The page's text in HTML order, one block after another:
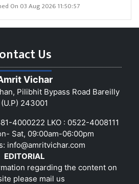
On 03 Aug 2026 11:50:57
Us
Vichar
Pilibhit Bypass Road Bareilly
(U.P) 243001
4000222 LKO : 0522-4008111
Sat, 09:00am-06:00pm
info@amritvichar.com
EDITORIAL
regarding the content on
please mail us